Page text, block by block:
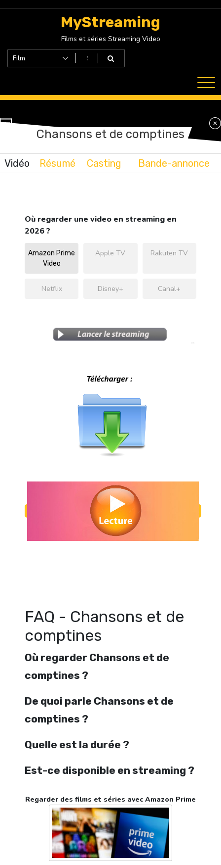
MyStreaming
Films et séries Streaming Video
Chansons et de comptines
Vidéo Résumé Casting Bande-annonce
Où regarder une video en streaming en
2026 ?
Amazon Prime
Video
Apple TV Rakuten TV
Netflix Disney+ Canal+
FAQ - Chansons et de
comptines
Où regarder Chansons et de
comptines ?
De quoi parle Chansons et de
comptines ?
Quelle est la durée ?
Est-ce disponible en streaming ?
Regarder des films et séries avec Amazon Prime